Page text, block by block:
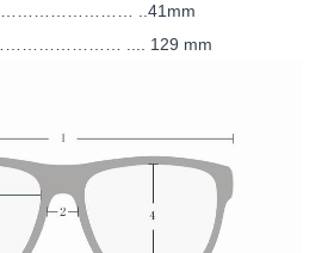
..41mm
…………………… .... 129 mm